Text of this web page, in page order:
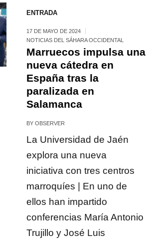
ENTRADA
17 DE MAYO DE 2024
NOTICIAS DEL SÁHARA OCCIDENTAL
Marruecos impulsa una
nueva cátedra en
España tras la
paralizada en
Salamanca
BYOBSERVER
La Universidad de Jaén
explora una nueva
iniciativa con tres centros
marroquíes | En uno de
ellos han impartido
conferencias María Antonio
Trujillo y José Luis